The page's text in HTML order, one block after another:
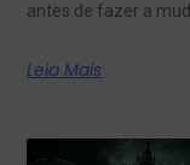
antes de fazer a
Leia Mais